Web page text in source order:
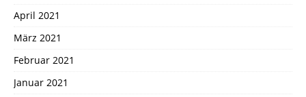
April 2021
März 2021
Februar 2021
Januar 2021